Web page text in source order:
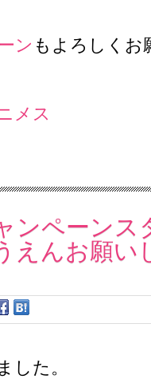
ン もよろしくお
ンペーンス
えんお願い
した。